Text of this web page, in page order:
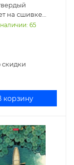
на сшивке
: 65
скидки
корзину